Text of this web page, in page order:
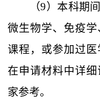
（9）本科期
微生物学、免疫
课程，或参加过
在申请材料中详
家参考。